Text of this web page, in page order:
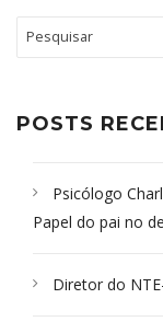
POSTS
Psicólogo
Papel do pai no
Diretor do